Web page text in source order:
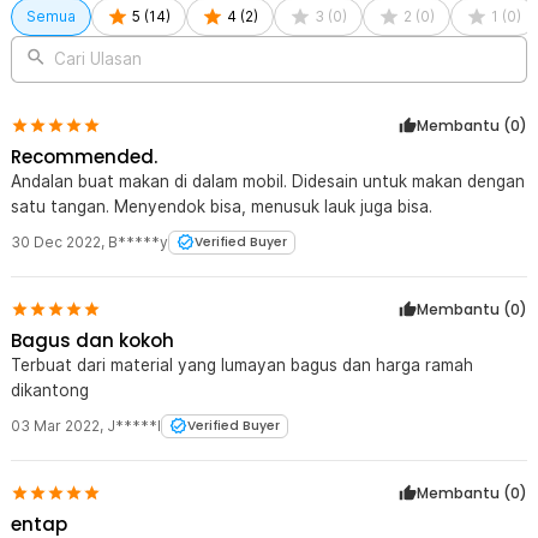
Semua 5 (14) 4 (2) 3 (0) 2 (0) 1 (0)
Cari Ulasan
Membantu (0)
Recommended.
Andalan buat makan di dalam mobil. Didesain untuk makan dengan
satu tangan. Menyendok bisa, menusuk lauk juga bisa.
30 Dec 2022, B*****y Verified Buyer
Membantu (0)
Bagus dan kokoh
Terbuat dari material yang lumayan bagus dan harga ramah
dikantong
03 Mar 2022, J*****l Verified Buyer
Membantu (0)
entap